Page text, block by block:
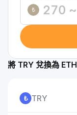
₺
將 TRY 兌換為 ETH
TRY